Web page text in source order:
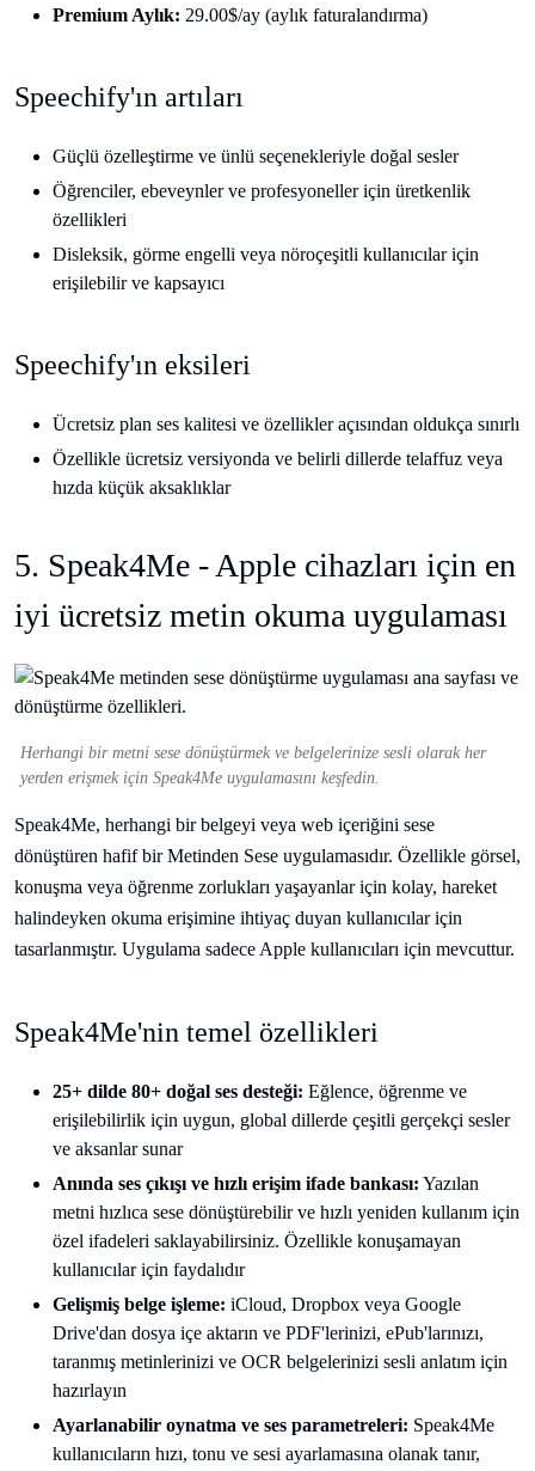
Premium Aylık: 29.00$/ay (aylık faturalandırma)
Speechify'ın artıları
Güçlü özelleştirme ve ünlü seçenekleriyle doğal sesler
Öğrenciler, ebeveynler ve profesyoneller için üretkenlik
özellikleri
Disleksik, görme engelli veya nöroçeşitli kullanıcılar için
erişilebilir ve kapsayıcı
Speechify'ın eksileri
Ücretsiz plan ses kalitesi ve özellikler açısından oldukça sınırlı
Özellikle ücretsiz versiyonda ve belirli dillerde telaffuz veya
hızda küçük aksaklıklar
5. Speak4Me - Apple cihazları için en
iyi ücretsiz metin okuma uygulaması
Herhangi bir metni sese dönüştürmek ve belgelerinize sesli olarak her
yerden erişmek için Speak4Me uygulamasını keşfedin.
Speak4Me, herhangi bir belgeyi veya web içeriğini sese
dönüştüren hafif bir Metinden Sese uygulamasıdır. Özellikle görsel,
konuşma veya öğrenme zorlukları yaşayanlar için kolay, hareket
halindeyken okuma erişimine ihtiyaç duyan kullanıcılar için
tasarlanmıştır. Uygulama sadece Apple kullanıcıları için mevcuttur.
Speak4Me'nin temel özellikleri
25+ dilde 80+ doğal ses desteği: Eğlence, öğrenme ve
erişilebilirlik için uygun, global dillerde çeşitli gerçekçi sesler
ve aksanlar sunar
Anında ses çıkışı ve hızlı erişim ifade bankası: Yazılan
metni hızlıca sese dönüştürebilir ve hızlı yeniden kullanım için
özel ifadeleri saklayabilirsiniz. Özellikle konuşamayan
kullanıcılar için faydalıdır
Gelişmiş belge işleme: iCloud, Dropbox veya Google
Drive'dan dosya içe aktarın ve PDF'lerinizi, ePub'larınızı,
taranmış metinlerinizi ve OCR belgelerinizi sesli anlatım için
hazırlayın
Ayarlanabilir oynatma ve ses parametreleri: Speak4Me
kullanıcıların hızı, tonu ve sesi ayarlamasına olanak tanır,